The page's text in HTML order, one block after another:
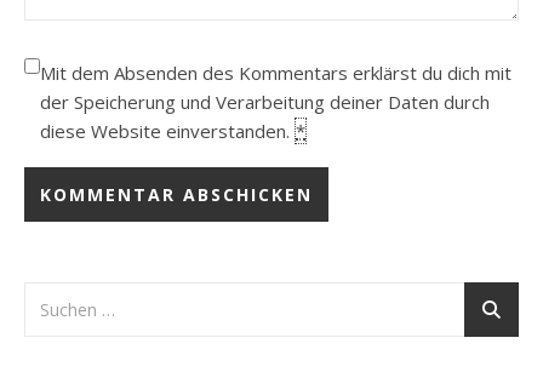
Mit dem Absenden des Kommentars erklärst du dich mit
der Speicherung und Verarbeitung deiner Daten durch
diese Website einverstanden. *